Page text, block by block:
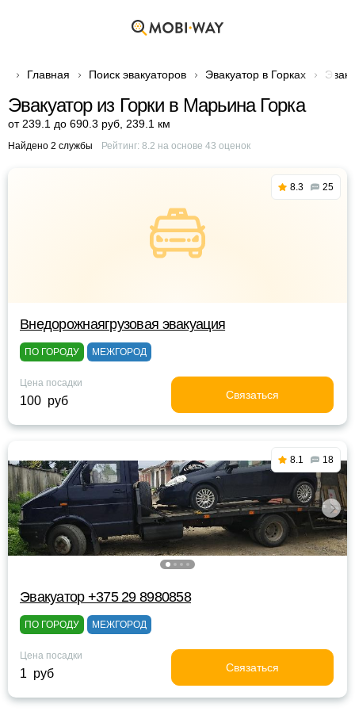
Главная Поиск эвакуаторов Эвакуатор в Горках
Эвакуатор из Горки в Марьина Горка
от 239.1 до 690.3 руб 239.1 км
Найдено 2 службы Рейтинг: 8.2 на основе 43 оценок
8.3 25
Внедорожнаягрузовая эвакуация
ПО ГОРОДУ МЕЖГОРОД
Цена посадки
100 руб Связаться
8.1 18
Эвакуатор +375 29 8980858
ПО ГОРОДУ МЕЖГОРОД
Цена посадки
1 руб Связаться